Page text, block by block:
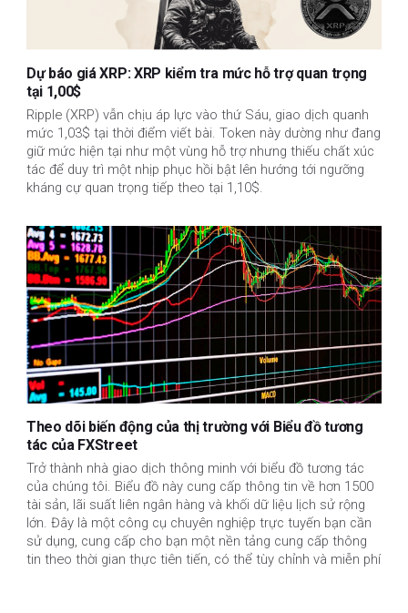
Dự báo giá XRP: XRP kiểm tra mức hỗ trợ quan trọng
tại 1,00$
Ripple (XRP) vẫn chịu áp lực vào thứ Sáu, giao dịch quanh
mức 1,03$ tại thời điểm viết bài. Token này dường như đang
giữ mức hiện tại như một vùng hỗ trợ nhưng thiếu chất xúc
tác để duy trì một nhịp phục hồi bật lên hướng tới ngưỡng
kháng cự quan trọng tiếp theo tại 1,10$.
Theo dõi biến động của thị trường với Biểu đồ tương
tác của FXStreet
Trở thành nhà giao dịch thông minh với biểu đồ tương tác
của chúng tôi. Biểu đồ này cung cấp thông tin về hơn 1500
tài sản, lãi suất liên ngân hàng và khối dữ liệu lịch sử rộng
lớn. Đây là một công cụ chuyên nghiệp trực tuyến bạn cần
sử dụng, cung cấp cho bạn một nền tảng cung cấp thông
tin theo thời gian thực tiên tiến, có thể tùy chỉnh và miễn phí